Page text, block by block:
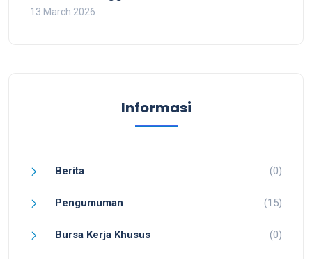
13 March 2026
Informasi
Berita (0)
Pengumuman (15)
Bursa Kerja Khusus (0)